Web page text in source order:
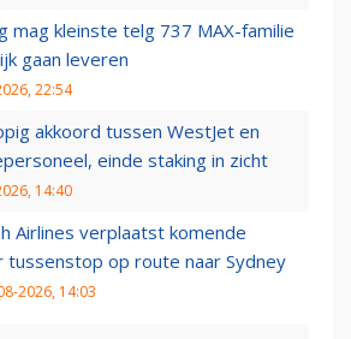
mag kleinste telg 737 MAX-familie
gaan leveren
22:54
akkoord tussen WestJet en
einde staking in zicht
14:40
Airlines verplaatst komende
tussenstop op route naar Sydney
2026, 14:03